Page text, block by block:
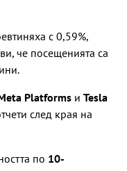
с 0,59%,
че посещенията са
Platforms и Tesla
след края на
по 10-